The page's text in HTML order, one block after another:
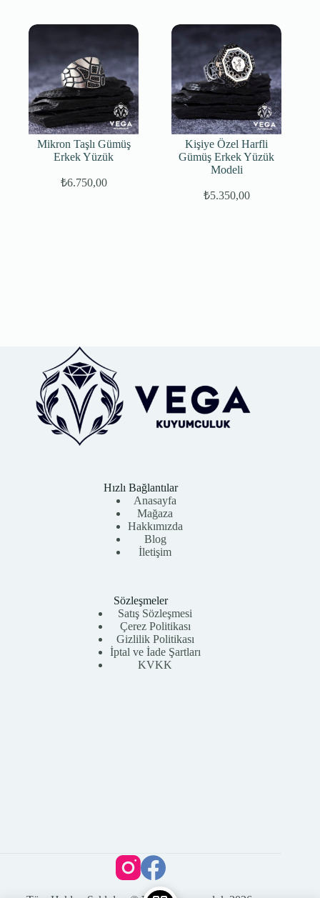
Mikron Taşlı Gümüş
Erkek Yüzük
₺6.750,00
Kişiye Özel Harfli
Gümüş Erkek Yüzük
Modeli
₺5.350,00
Hızlı Bağlantılar
Anasayfa
Mağaza
Hakkımızda
Blog
İletişim
Sözleşmeler
Satış Sözleşmesi
Çerez Politikası
Gizlilik Politikası
İptal ve İade Şartları
KVKK